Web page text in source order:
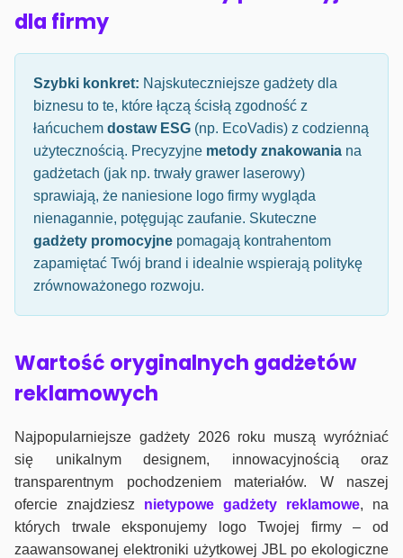
dla firmy
Szybki konkret: Najskuteczniejsze gadżety dla
biznesu to te, które łączą ścisłą zgodność z
łańcuchem dostaw ESG (np. EcoVadis) z codzienną
użytecznością. Precyzyjne metody znakowania na
gadżetach (jak np. trwały grawer laserowy)
sprawiają, że naniesione logo firmy wygląda
nienagannie, potęgując zaufanie. Skuteczne
gadżety promocyjne pomagają kontrahentom
zapamiętać Twój brand i idealnie wspierają politykę
zrównoważonego rozwoju.
Wartość oryginalnych gadżetów
reklamowych
Najpopularniejsze gadżety 2026 roku muszą wyróżniać
się unikalnym designem, innowacyjnością oraz
transparentnym pochodzeniem materiałów. W naszej
ofercie znajdziesz nietypowe gadżety reklamowe, na
których trwale eksponujemy logo Twojej firmy – od
zaawansowanej elektroniki użytkowej JBL po ekologiczne